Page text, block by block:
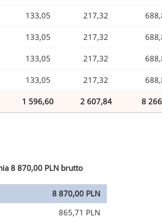
133,05 217,32
133,05 217,32
133,05 217,32
133,05 217,32
1 596,60 2 607,84 8
8 870,00 PLN brutto
8 870,00 PLN
865,71 PLN